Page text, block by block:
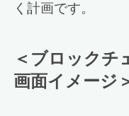
く計画です。
＜ブロックチ
画面イメージ